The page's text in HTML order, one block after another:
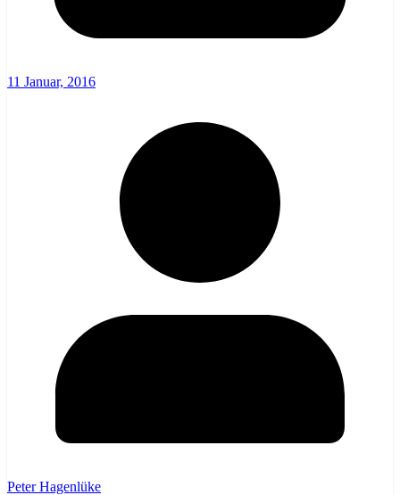
11 Januar, 2016
Peter Hagenlüke